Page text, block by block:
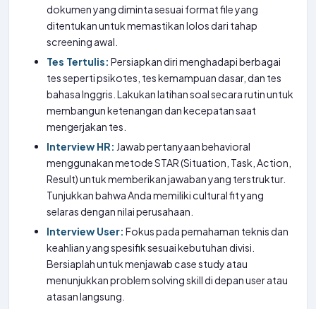
dokumen yang diminta sesuai format file yang
ditentukan untuk memastikan lolos dari tahap
screening awal.
Tes Tertulis: Persiapkan diri menghadapi berbagai
tes seperti psikotes, tes kemampuan dasar, dan tes
bahasa Inggris. Lakukan latihan soal secara rutin untuk
membangun ketenangan dan kecepatan saat
mengerjakan tes.
Interview HR: Jawab pertanyaan behavioral
menggunakan metode STAR (Situation, Task, Action,
Result) untuk memberikan jawaban yang terstruktur.
Tunjukkan bahwa Anda memiliki cultural fit yang
selaras dengan nilai perusahaan.
Interview User: Fokus pada pemahaman teknis dan
keahlian yang spesifik sesuai kebutuhan divisi.
Bersiaplah untuk menjawab case study atau
menunjukkan problem solving skill di depan user atau
atasan langsung.